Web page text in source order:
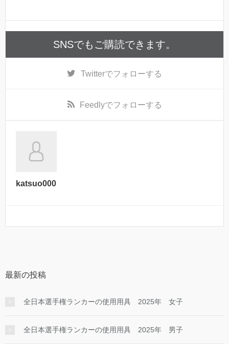
SNSでもご購読できます。
Twitterでフォローする
Feedlyでフォローする
katsuo000
最新の投稿
全日本選手権ランカーの使用用具 2025年 女子
全日本選手権ランカーの使用用具 2025年 男子